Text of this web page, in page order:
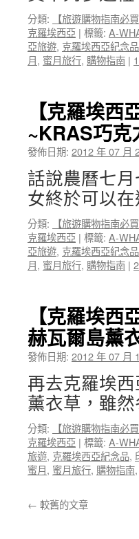
分類: 【旅遊購物指南必
克羅埃西亞 | 標籤: A-
亞旅遊, 克羅埃西亞紀念品
月, 蜜月旅行, 購物指南 |
【克羅埃
~KRAS巧克
發佈日期: 2012 年 07 月
話說農曆七
女終於可以
分類: 【旅遊購物指南必
克羅埃西亞 | 標籤: A-
亞旅遊, 克羅埃西亞紀念品
月, 蜜月旅行, 購物指南 |
【克羅埃
赫瓦爾島薰
發佈日期: 2012 年 07 月
再去克羅埃
薰衣草，雖
分類: 【旅遊購物指南必
克羅埃西亞 | 標籤: A-
旅遊, 克羅埃西亞紀念品,
蜜月, 蜜月旅行, 購物指南,
← 較舊的文章